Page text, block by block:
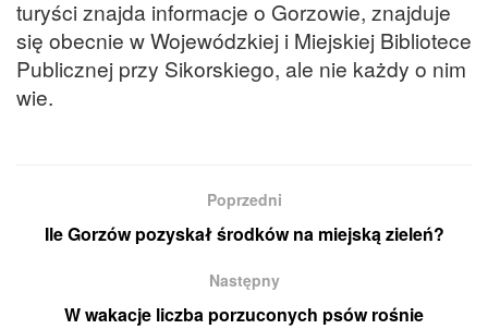
turyści znajda informacje o Gorzowie, znajduje
się obecnie w Wojewódzkiej i Miejskiej Bibliotece
Publicznej przy Sikorskiego, ale nie każdy o nim
wie.
Poprzedni
Ile Gorzów pozyskał środków na miejską zieleń?
Następny
W wakacje liczba porzuconych psów rośnie